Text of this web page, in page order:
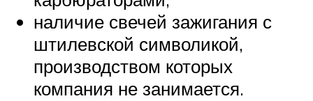
наличие свечей зажигания с
штилевской символикой,
производством которых
компания не занимается.